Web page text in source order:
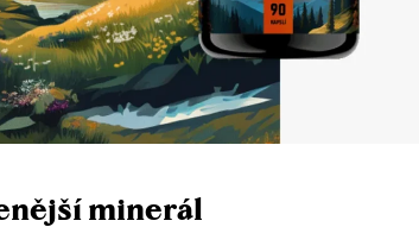
minerál